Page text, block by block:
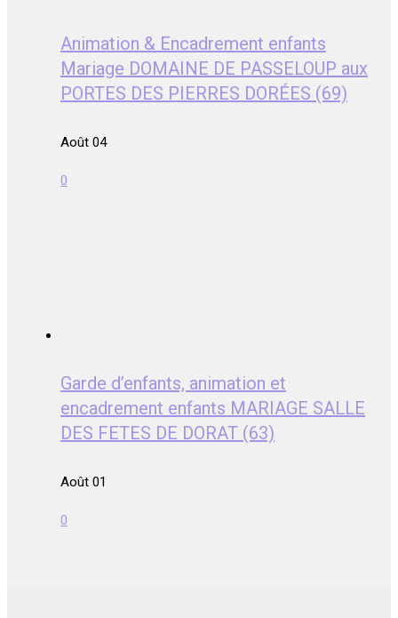
Animation & Encadrement enfants
Mariage DOMAINE DE PASSELOUP aux
PORTES DES PIERRES DORÉES (69)
Août 04
0
Garde d’enfants, animation et
encadrement enfants MARIAGE SALLE
DES FETES DE DORAT (63)
Août 01
0